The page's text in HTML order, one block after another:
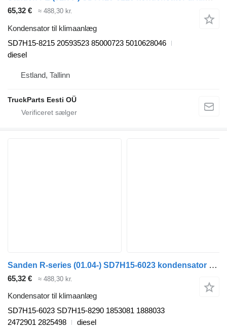
65,32 € ≈ 488,30 kr.
Kondensator til klimaanlæg
SD7H15-8215 20593523 85000723 5010628046
diesel
Estland, Tallinn
TruckParts Eesti OÜ
Sanden R-series (01.04-) SD7H15-6023 kondensator til klimaanlæg til Scania P,G,R,T-series (2004-2017) trækker
65,32 € ≈ 488,30 kr.
Kondensator til klimaanlæg
SD7H15-6023 SD7H15-8290 1853081 1888033
2472901 2825498
diesel